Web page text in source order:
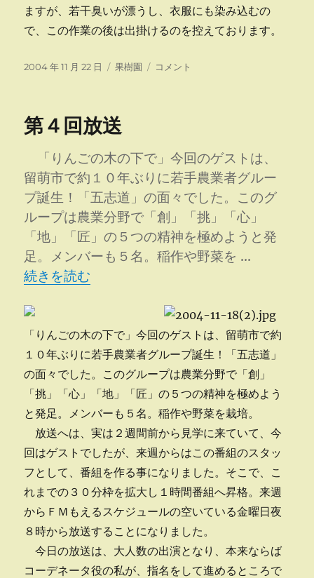
ますが、若干臭いが漂うし、衣服にも染み込むの
で、この作業の後は出掛けるのを控えております。
投
2004 年 11 月 22 日
カ
ー
果樹園
堆
い
す
に
コメント
第４回放送
「りんごの木の下で」今回のゲストは、
留萌市で約１０年ぶりに若手農業者グルー
プ誕生！「五志道」の面々でした。このグ
ループは農業分野で「創」「挑」「心」
「地」「匠」の５つの精神を極めようと発
足。メンバーも５名。稲作や野菜を …
“第４回放送” の
続きを読む
「りんごの木の下で」今回のゲストは、留萌市で約
１０年ぶりに若手農業者グループ誕生！「五志道」
の面々でした。このグループは農業分野で「創」
「挑」「心」「地」「匠」の５つの精神を極めよう
と発足。メンバーも５名。稲作や野菜を栽培。
放送へは、実は２週間前から見学に来ていて、今
回はゲストでしたが、来週からはこの番組のスタッ
フとして、番組を作る事になりました。そこで、こ
れまでの３０分枠を拡大し１時間番組へ昇格。来週
からＦＭもえるスケジュールの空いている金曜日夜
８時から放送することになりました。
今日の放送は、大人数の出演となり、本来ならば
コーデネータ役の私が、指名をして進めるところで